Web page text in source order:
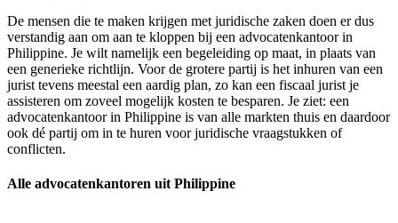
De mensen die te maken krijgen met juridische zaken doen er dus
verstandig aan om aan te kloppen bij een advocatenkantoor in
Philippine. Je wilt namelijk een begeleiding op maat, in plaats van
een generieke richtlijn. Voor de grotere partij is het inhuren van een
jurist tevens meestal een aardig plan, zo kan een fiscaal jurist je
assisteren om zoveel mogelijk kosten te besparen. Je ziet: een
advocatenkantoor in Philippine is van alle markten thuis en daardoor
ook dé partij om in te huren voor juridische vraagstukken of
conflicten.
Alle advocatenkantoren uit Philippine